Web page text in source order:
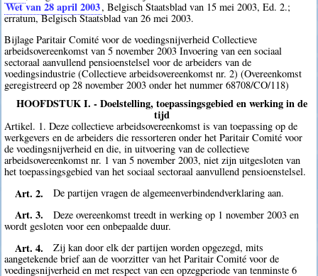
Wet van 28 april 2003, Belgisch Staatsblad van 15 mei 2003, Ed. 2.;
erratum, Belgisch Staatsblad van 26 mei 2003.
Bijlage Paritair Comité voor de voedingsnijverheid Collectieve
arbeidsovereenkomst van 5 november 2003 Invoering van een sociaal
sectoraal aanvullend pensioenstelsel voor de arbeiders van de
voedingsindustrie (Collectieve arbeidsovereenkomst nr. 2) (Overeenkomst
geregistreerd op 28 november 2003 onder het nummer 68708/CO/118)
HOOFDSTUK I. - Doelstelling, toepassingsgebied en werking in de
tijd
Artikel. 1. Deze collectieve arbeidsovereenkomst is van toepassing op de
werkgevers en de arbeiders die ressorteren onder het Paritair Comité voor
de voedingsnijverheid en die, in uitvoering van de collectieve
arbeidsovereenkomst nr. 1 van 5 november 2003, niet zijn uitgesloten van
het toepassingsgebied van het sociaal sectoraal aanvullend pensioenstelsel.
Art. 2. De partijen vragen de algemeenverbindendverklaring aan.
Art. 3.
Deze overeenkomst treedt in werking op 1 november 2003 en
wordt gesloten voor een onbepaalde duur.
Art. 4.
Zij kan door elk der partijen worden opgezegd, mits
aangetekende brief aan de voorzitter van het Paritair Comité voor de
voedingsnijverheid en met respect van een opzegperiode van tenminste 6